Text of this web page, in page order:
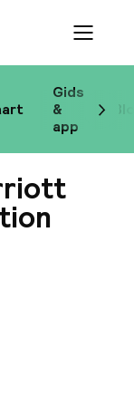
Gids
&
app
Menu